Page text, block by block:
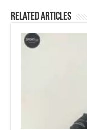
Related Articles